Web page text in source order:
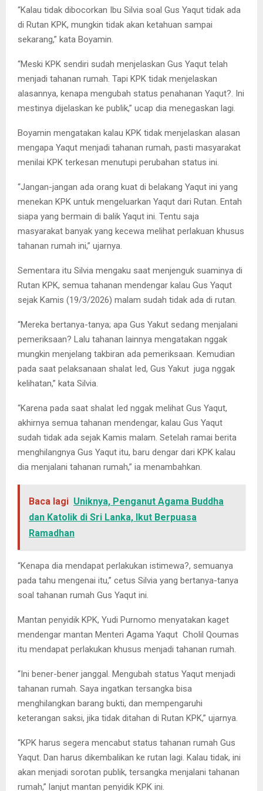
“Kalau tidak dibocorkan Ibu Silvia soal Gus Yaqut tidak ada
di Rutan KPK, mungkin tidak akan ketahuan sampai
sekarang,” kata Boyamin.
“Meski KPK sendiri sudah menjelaskan Gus Yaqut telah
menjadi tahanan rumah. Tapi KPK tidak menjelaskan
alasannya, kenapa mengubah status penahanan Yaqut?. Ini
mestinya dijelaskan ke publik,” ucap dia menegaskan lagi.
Boyamin mengatakan kalau KPK tidak menjelaskan alasan
mengapa Yaqut menjadi tahanan rumah, pasti masyarakat
menilai KPK terkesan menutupi perubahan status ini.
“Jangan-jangan ada orang kuat di belakang Yaqut ini yang
menekan KPK untuk mengeluarkan Yaqut dari Rutan. Entah
siapa yang bermain di balik Yaqut ini. Tentu saja
masyarakat banyak yang kecewa melihat perlakuan khusus
tahanan rumah ini,” ujarnya.
Sementara itu Silvia mengaku saat menjenguk suaminya di
Rutan KPK, semua tahanan mendengar kalau Gus Yaqut
sejak Kamis (19/3/2026) malam sudah tidak ada di rutan.
“Mereka bertanya-tanya; apa Gus Yakut sedang menjalani
pemeriksaan? Lalu tahanan lainnya mengatakan nggak
mungkin menjelang takbiran ada pemeriksaan. Kemudian
pada saat pelaksanaan shalat Ied, Gus Yakut juga nggak
kelihatan,” kata Silvia.
“Karena pada saat shalat Ied nggak melihat Gus Yaqut,
akhirnya semua tahanan mendengar, kalau Gus Yaqut
sudah tidak ada sejak Kamis malam. Setelah ramai berita
menghilangnya Gus Yaqut itu, baru dengar dari KPK kalau
dia menjalani tahanan rumah,” ia menambahkan.
Baca lagi Uniknya, Penganut Agama Buddha
dan Katolik di Sri Lanka, Ikut Berpuasa
Ramadhan
“Kenapa dia mendapat perlakukan istimewa?, semuanya
pada tahu mengenai itu,” cetus Silvia yang bertanya-tanya
soal tahanan rumah Gus Yaqut ini.
Mantan penyidik KPK, Yudi Purnomo menyatakan kaget
mendengar mantan Menteri Agama Yaqut Cholil Qoumas
itu mendapat perlakukan khusus menjadi tahanan rumah.
“Ini bener-bener janggal. Mengubah status Yaqut menjadi
tahanan rumah. Saya ingatkan tersangka bisa
menghilangkan barang bukti, dan mempengaruhi
keterangan saksi, jika tidak ditahan di Rutan KPK,” ujarnya.
“KPK harus segera mencabut status tahanan rumah Gus
Yaqut. Dan harus dikembalikan ke rutan lagi. Kalau tidak, ini
akan menjadi sorotan publik, tersangka menjalani tahanan
rumah,” lanjut mantan penyidik KPK ini.